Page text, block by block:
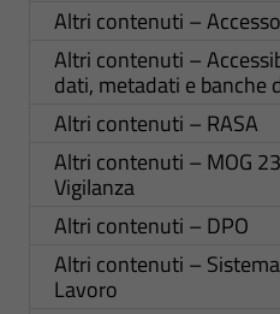
Altri contenuti –
Altri contenuti –
dati, metadati e banche
Altri contenuti – RASA
Altri contenuti – MOG
Vigilanza
Altri contenuti – DPO
Altri contenuti –
Lavoro